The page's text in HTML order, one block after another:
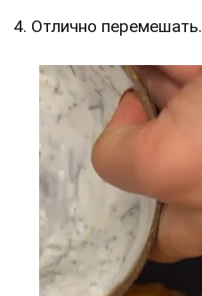
4. Отлично перемешать.